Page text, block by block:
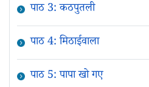
पाठ 3: कठपुतली
पाठ 4: मिठाईवाला
पाठ 5: पापा खो गए